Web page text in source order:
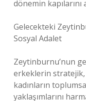
dönemin
Gelecekteki
Sosyal Adalet
Zeytinburnu’nun
erkeklerin stratejik,
kadınların
yaklaşımlarını